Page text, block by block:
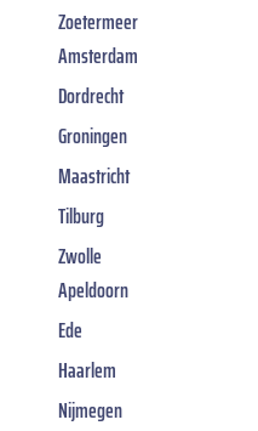
Zoetermeer
Amsterdam
Dordrecht
Groningen
Maastricht
Tilburg
Zwolle
Apeldoorn
Ede
Haarlem
Nijmegen